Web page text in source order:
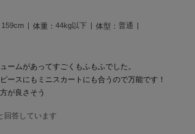
159cm 体重： 44kg以下 体型： 普通
ームがあってすごくもふもふでした。
ースにもミニスカートにも合うので万能です！
が良さそう
回答しています